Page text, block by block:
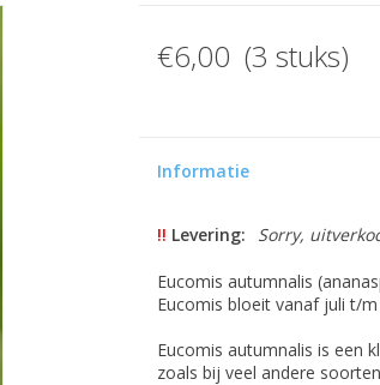
€6,00 (3 stuks)
Informatie
!! Levering: Sorry,
Eucomis autumnalis
Eucomis bloeit vanaf juli t/
Eucomis autumnalis is een
zoals bij veel andere